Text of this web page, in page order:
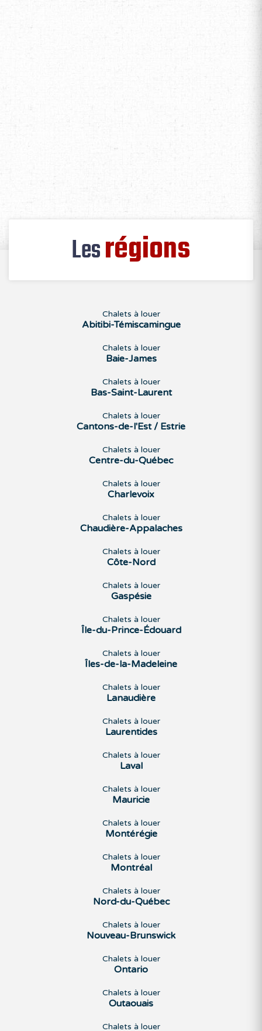
Lesrégions
Chalets à louer
Abitibi-Témiscamingue
Chalets à louer
Baie-James
Chalets à louer
Bas-Saint-Laurent
Chalets à louer
Cantons-de-l'Est / Estrie
Chalets à louer
Centre-du-Québec
Chalets à louer
Charlevoix
Chalets à louer
Chaudière-Appalaches
Chalets à louer
Côte-Nord
Chalets à louer
Gaspésie
Chalets à louer
Île-du-Prince-Édouard
Chalets à louer
Îles-de-la-Madeleine
Chalets à louer
Lanaudière
Chalets à louer
Laurentides
Chalets à louer
Laval
Chalets à louer
Mauricie
Chalets à louer
Montérégie
Chalets à louer
Montréal
Chalets à louer
Nord-du-Québec
Chalets à louer
Nouveau-Brunswick
Chalets à louer
Ontario
Chalets à louer
Outaouais
Chalets à louer